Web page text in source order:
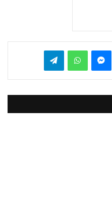
بينتيريست واتساب